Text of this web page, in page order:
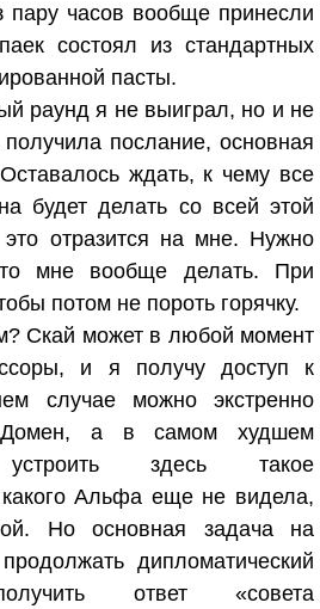
пару часов вообще принесли
состоял из стандартных
пасты.
раунд я не выиграл, но и не
послание, основная
ждать, к чему все
будет делать со всей этой
отразится на мне. Нужно
мне вообще делать. При
потом не пороть горячку.
Скай может в любой момент
и я получу доступ к
случае можно экстренно
Домен, а в самом худшем
здесь такое
какого Альфа еще не видела,
Но основная задача на
дипломатический
ответ «совета